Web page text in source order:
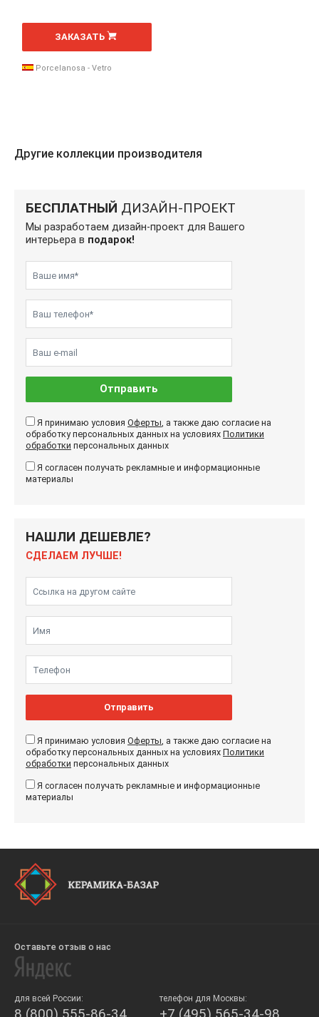
м
ЗАКАЗАТЬ
Porcelanosa - Vetro
Другие коллекции производителя
БЕСПЛАТНЫЙ ДИЗАЙН-ПРОЕКТ
Мы разработаем дизайн-проект для Вашего
интерьера в подарок!
Отправить
Я принимаю условия Оферты, а также даю согласие на
обработку персональных данных на условиях Политики
обработки персональных данных
Я согласен получать рекламные и информационные
материалы
НАШЛИ ДЕШЕВЛЕ?
СДЕЛАЕМ ЛУЧШЕ!
Отправить
Я принимаю условия Оферты, а также даю согласие на
обработку персональных данных на условиях Политики
обработки персональных данных
Я согласен получать рекламные и информационные
материалы
Оставьте отзыв о нас
для всей России: телефон для Москвы: